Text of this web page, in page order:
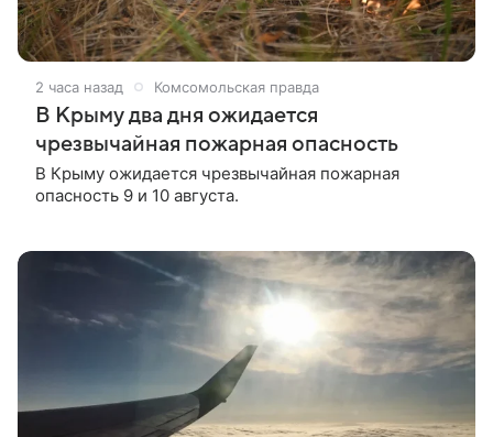
2 часа назад Комсомольская правда
В Крыму два дня ожидается
чрезвычайная пожарная опасность
В Крыму ожидается чрезвычайная пожарная
опасность 9 и 10 августа.